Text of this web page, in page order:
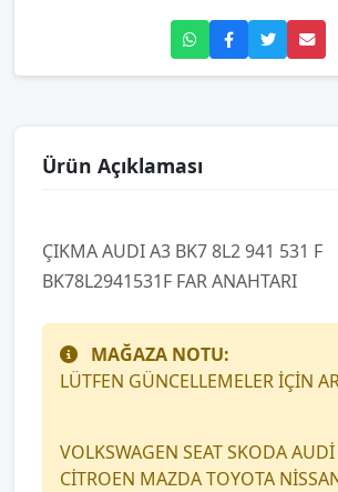
Ürün Açıklaması
ÇIKMA AUDI A3 BK7 8L2 941 531 F
BK78L2941531F FAR ANAHTARI
MAĞAZA NOTU:
LÜTFEN GÜNCELLEMELER İÇİN
VOLKSWAGEN SEAT SKODA
CİTROEN MAZDA TOYOTA